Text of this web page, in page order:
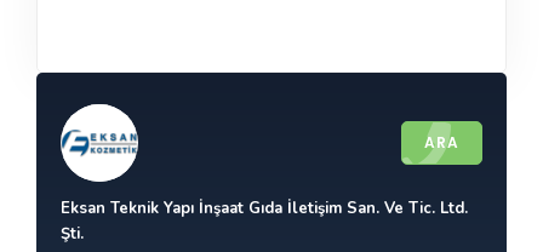
ARA
Eksan Teknik Yapı İnşaat Gıda İletişim San. Ve Tic. Ltd.
Şti.